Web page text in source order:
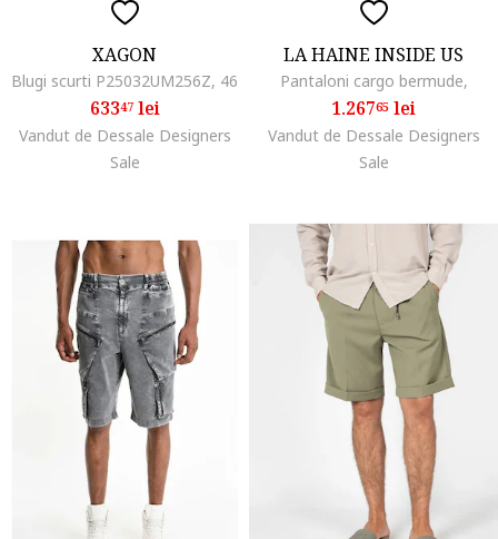
XAGON
Blugi scurti P25032UM256Z, 46
63347lei
Vandut de Dessale Designers
Sale
LA HAINE INSIDE US
Pantaloni cargo bermude,
1.26765 lei
Vandut de Dessale Designers
Sale